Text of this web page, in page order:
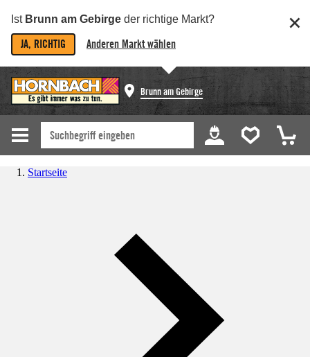
Ist Brunn am Gebirge der richtige Markt?
JA, RICHTIG Anderen Markt wählen
Brunn am Gebirge
Startseite